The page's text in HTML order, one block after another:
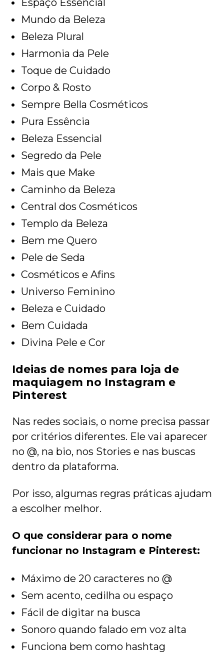
Espaço Essencial
Mundo da Beleza
Beleza Plural
Harmonia da Pele
Toque de Cuidado
Corpo & Rosto
Sempre Bella Cosméticos
Pura Essência
Beleza Essencial
Segredo da Pele
Mais que Make
Caminho da Beleza
Central dos Cosméticos
Templo da Beleza
Bem me Quero
Pele de Seda
Cosméticos e Afins
Universo Feminino
Beleza e Cuidado
Bem Cuidada
Divina Pele e Cor
Ideias de nomes para loja de
maquiagem no Instagram e
Pinterest
Nas redes sociais, o nome precisa passar
por critérios diferentes. Ele vai aparecer
no @, na bio, nos Stories e nas buscas
dentro da plataforma.
Por isso, algumas regras práticas ajudam
a escolher melhor.
O que considerar para o nome
funcionar no Instagram e Pinterest:
Máximo de 20 caracteres no @
Sem acento, cedilha ou espaço
Fácil de digitar na busca
Sonoro quando falado em voz alta
Funciona bem como hashtag